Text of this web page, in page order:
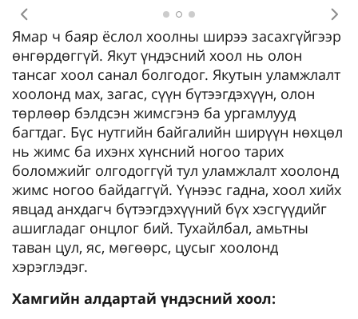
Өмнөх
Ямар ч баяр ёслол хоолны ширээ засахгүйгээр
өнгөрдөггүй. Якут үндэсний хоол нь олон
тансаг хоол санал болгодог. Якутын уламжлалт
хоолонд мах, загас, сүүн бүтээгдэхүүн, олон
төрлөөр бэлдсэн жимсгэнэ ба ургамлууд
багтдаг. Бүс нутгийн байгалийн ширүүн нөхцөл
нь жимс ба ихэнх хүнсний ногоо тарих
боломжийг олгодоггүй тул уламжлалт хоолонд
жимс ногоо байдаггүй. Үүнээс гадна, хоол хийх
явцад анхдагч бүтээгдэхүүний бүх хэсгүүдийг
ашигладаг онцлог бий. Тухайлбал, амьтны
таван цул, яс, мөгөөрс, цусыг хоолонд
хэрэглэдэг.
Хамгийн алдартай үндэсний хоол: